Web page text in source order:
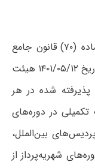
🔴 بر اساس ماده ۴ آیین‌نامه اجرایی ماده (۷۰) قانون جامع
خدمات‌رسانی به ایثارگران مصوب جلسه تاریخ ۱۴۰۱/۰۵/۱۲ هیئت
شده در هر
در دوره‌های
بین‌الملل،
شهریه‌پرداز از